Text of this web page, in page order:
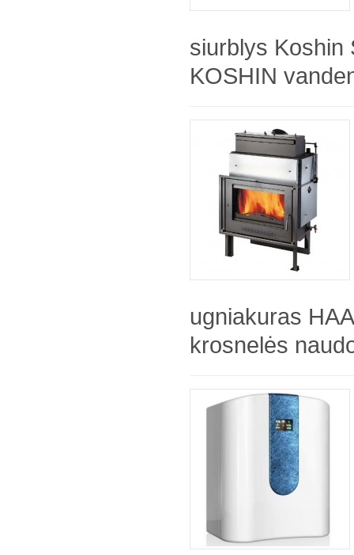
siurblys Koshin
KOSHIN
ugniakuras
krosnelės